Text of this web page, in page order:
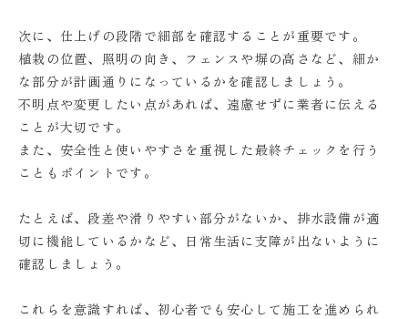
次に、仕上げの段階で細部を確認することが重要です。
植栽の位置、照明の向き、フェンスや塀の高さなど、細か
な部分が計画通りになっているかを確認しましょう。
不明点や変更したい点があれば、遠慮せずに業者に伝える
ことが大切です。
また、安全性と使いやすさを重視した最終チェックを行う
こともポイントです。
たとえば、段差や滑りやすい部分がないか、排水設備が適
切に機能しているかなど、日常生活に支障が出ないように
確認しましょう。
これらを意識すれば、初心者でも安心して施工を進められ